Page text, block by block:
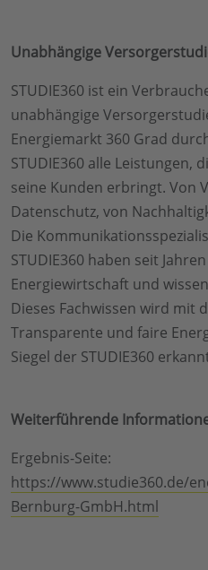
Unabhängige
STUDIE360 ist ein
unabhängige
Energiemarkt 360 Grad
STUDIE360 alle Leistungen,
seine Kunden erbringt. Von
Datenschutz, von
Die
STUDIE360 haben seit
Energiewirtschaft und
Dieses Fachwissen wird mit
Transparente und faire
Siegel der STUDIE360
Weiterführende
Ergebnis-Seite:
https://www.studie360.de/
Bernburg-GmbH.html